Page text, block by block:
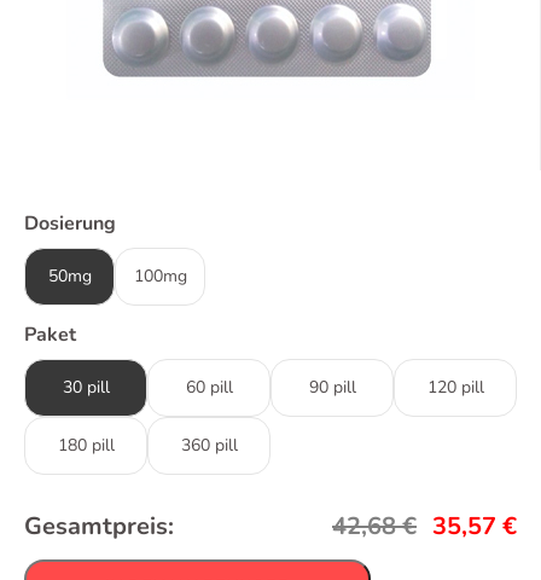
Dosierung
50mg 100mg
Paket
30 pill 60 pill 90 pill 120 pill
180 pill 360 pill
Gesamtpreis: 42,68€ 35,57 €